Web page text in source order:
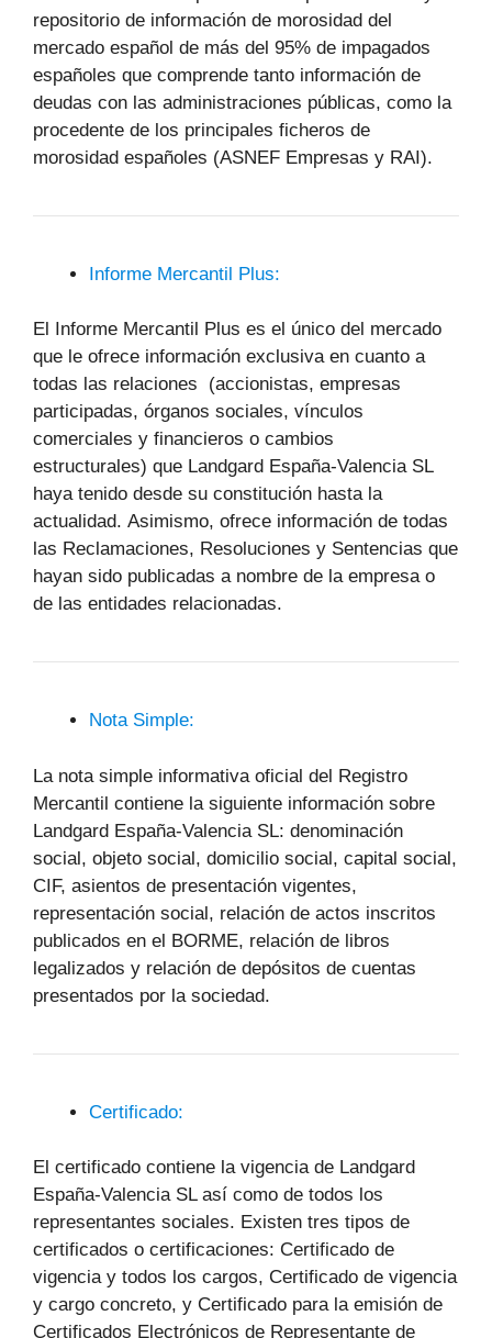
repositorio de información de morosidad del
mercado español de más del 95% de impagados
españoles que comprende tanto información de
deudas con las administraciones públicas, como la
procedente de los principales ficheros de
morosidad españoles (ASNEF Empresas y RAI).
Informe Mercantil Plus:
El Informe Mercantil Plus es el único del mercado
que le ofrece información exclusiva en cuanto a
todas las relaciones (accionistas, empresas
participadas, órganos sociales, vínculos
comerciales y financieros o cambios
estructurales) que Landgard España-Valencia SL
haya tenido desde su constitución hasta la
actualidad. Asimismo, ofrece información de todas
las Reclamaciones, Resoluciones y Sentencias que
hayan sido publicadas a nombre de la empresa o
de las entidades relacionadas.
Nota Simple:
La nota simple informativa oficial del Registro
Mercantil contiene la siguiente información sobre
Landgard España-Valencia SL: denominación
social, objeto social, domicilio social, capital social,
CIF, asientos de presentación vigentes,
representación social, relación de actos inscritos
publicados en el BORME, relación de libros
legalizados y relación de depósitos de cuentas
presentados por la sociedad.
Certificado:
El certificado contiene la vigencia de Landgard
España-Valencia SL así como de todos los
representantes sociales. Existen tres tipos de
certificados o certificaciones: Certificado de
vigencia y todos los cargos, Certificado de vigencia
y cargo concreto, y Certificado para la emisión de
Certificados Electrónicos de Representante de